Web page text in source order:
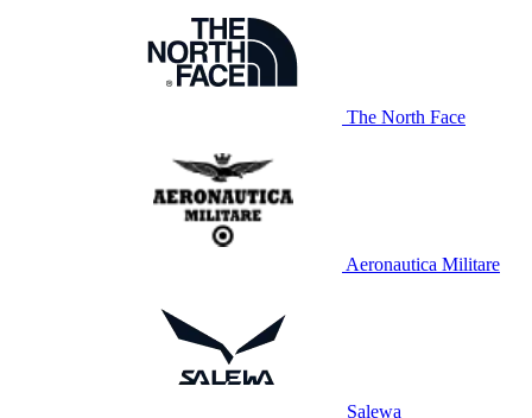
The North Face
Aeronautica Militare
Salewa